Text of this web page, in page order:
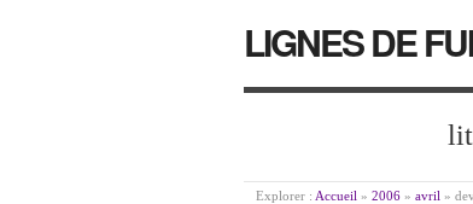
LIGNES DE
Explorer : Accueil » 2006 » avril »